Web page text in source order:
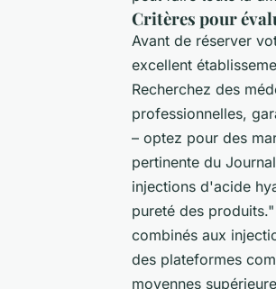
Critères pour
Avant de réserver
excellent
Recherchez des
professionnelles,
– optez pour des
pertinente du
injections d'acide
pureté des
combinés aux
des plateformes
moyennes